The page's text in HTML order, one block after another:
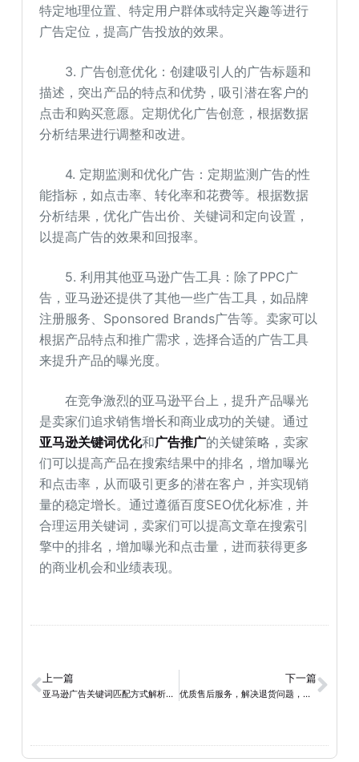
特定地理位置、特定用户群体或特定兴趣等进行
广告定位，提高广告投放的效果。
3. 广告创意优化：创建吸引人的广告标题和
描述，突出产品的特点和优势，吸引潜在客户的
点击和购买意愿。定期优化广告创意，根据数据
分析结果进行调整和改进。
4. 定期监测和优化广告：定期监测广告的性
能指标，如点击率、转化率和花费等。根据数据
分析结果，优化广告出价、关键词和定向设置，
以提高广告的效果和回报率。
5. 利用其他亚马逊广告工具：除了PPC广
告，亚马逊还提供了其他一些广告工具，如品牌
注册服务、Sponsored Brands广告等。卖家可以
根据产品特点和推广需求，选择合适的广告工具
来提升产品的曝光度。
在竞争激烈的亚马逊平台上，提升产品曝光
是卖家们追求销售增长和商业成功的关键。通过
亚马逊关键词优化和广告推广的关键策略，卖家
们可以提高产品在搜索结果中的排名，增加曝光
和点击率，从而吸引更多的潜在客户，并实现销
量的稳定增长。通过遵循百度SEO优化标准，并
合理运用关键词，卖家们可以提高文章在搜索引
擎中的排名，增加曝光和点击量，进而获得更多
的商业机会和业绩表现。
上一篇
亚马逊广告关键词匹配方式解析与选择策略
下一篇
优质售后服务，解决退货问题，提升客户满意度的关键策略